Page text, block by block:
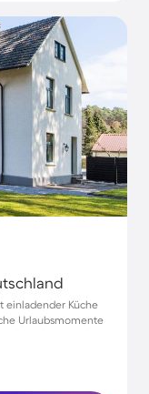
einladender Küche
Urlaubsmomente